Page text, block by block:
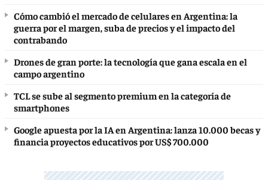
Cómo cambió el mercado de celulares en Argentina: la
guerra por el margen, suba de precios y el impacto del
contrabando
Drones de gran porte: la tecnología que gana escala en el
campo argentino
TCL se sube al segmento premium en la categoría de
smartphones
Google apuesta por la IA en Argentina: lanza 10.000 becas y
financia proyectos educativos por US$ 700.000